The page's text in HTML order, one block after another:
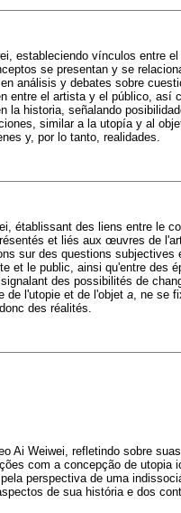
estableciendo vínculos entre
se presentan y se
análisis y debates sobre
entre el artista y el público, así
historia, señalando
similar a la utopía y al
y, por lo tanto, realidades.
établissant des liens entre le
et liés aux œuvres de
sur des questions subjectives
et le public, ainsi qu'entre des
des possibilités de
de l'utopie et de l'objet a , ne se
des réalités.
Ai Weiwei, refletindo sobre
com a concepção de utopia
perspectiva de uma
de sua história e dos